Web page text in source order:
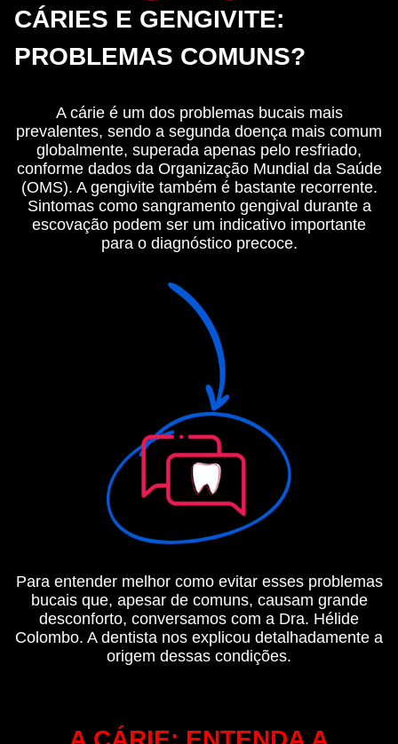
CÁRIES E GENGIVITE:
PROBLEMAS COMUNS?
A cárie é um dos problemas bucais mais
prevalentes, sendo a segunda doença mais comum
globalmente, superada apenas pelo resfriado,
conforme dados da Organização Mundial da Saúde
(OMS). A gengivite também é bastante recorrente.
Sintomas como sangramento gengival durante a
escovação podem ser um indicativo importante
para o diagnóstico precoce.
Para entender melhor como evitar esses problemas
bucais que, apesar de comuns, causam grande
desconforto, conversamos com a Dra. Hélide
Colombo. A dentista nos explicou detalhadamente a
origem dessas condições.